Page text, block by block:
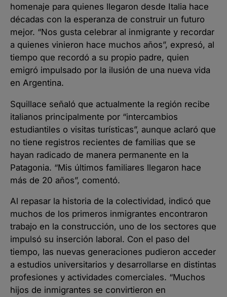
homenaje para quienes llegaron desde Italia hace
décadas con la esperanza de construir un futuro
mejor. “Nos gusta celebrar al inmigrante y recordar
a quienes vinieron hace muchos años”, expresó, al
tiempo que recordó a su propio padre, quien
emigró impulsado por la ilusión de una nueva vida
en Argentina.
Squillace señaló que actualmente la región recibe
italianos principalmente por “intercambios
estudiantiles o visitas turísticas”, aunque aclaró que
no tiene registros recientes de familias que se
hayan radicado de manera permanente en la
Patagonia. “Mis últimos familiares llegaron hace
más de 20 años”, comentó.
Al repasar la historia de la colectividad, indicó que
muchos de los primeros inmigrantes encontraron
trabajo en la construcción, uno de los sectores que
impulsó su inserción laboral. Con el paso del
tiempo, las nuevas generaciones pudieron acceder
a estudios universitarios y desarrollarse en distintas
profesiones y actividades comerciales. “Muchos
hijos de inmigrantes se convirtieron en